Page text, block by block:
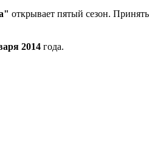
открывает пятый сезон.
2014 года.